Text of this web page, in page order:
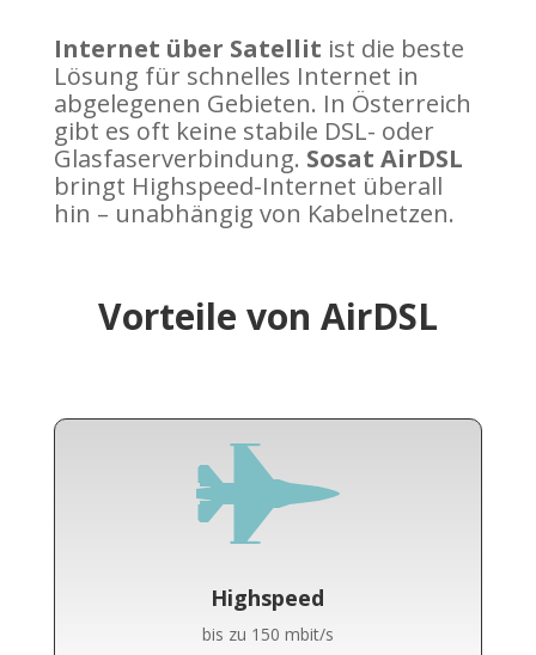
Internet über Satellit ist die beste
Lösung für schnelles Internet in
abgelegenen Gebieten. In Österreich
gibt es oft keine stabile DSL- oder
Glasfaserverbindung. Sosat AirDSL
bringt Highspeed-Internet überall
hin – unabhängig von Kabelnetzen.
Vorteile von AirDSL

Highspeed
bis zu 150 mbit/s